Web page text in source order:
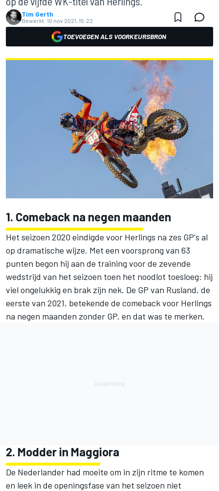
Tim Gerth
Bewerkt: 10 nov 2021, 15:22
TOEVOEGEN ALS VOORKEURSBRON
1. Comeback na negen maanden
Het seizoen 2020 eindigde voor Herlings na zes GP's al
op dramatische wijze. Met een voorsprong van 63
punten begon hij aan de training voor de zevende
wedstrijd van het seizoen toen het noodlot toesloeg: hij
viel ongelukkig en brak zijn nek. De GP van Rusland, de
eerste van 2021, betekende de comeback voor Herlings
na negen maanden zonder GP, en dat was te merken.
2. Modder in Maggiora
De Nederlander had moeite om in zijn ritme te komen
en leek in de openingsfase van het seizoen niet